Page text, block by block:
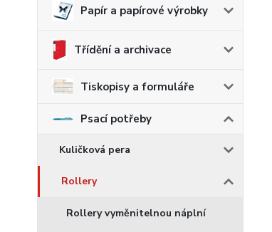
Papír a papírové výrobky
Třídění a archivace
Tiskopisy a formuláře
Psací potřeby
Kuličková pera
Rollery
Rollery vyměnitelnou náplní